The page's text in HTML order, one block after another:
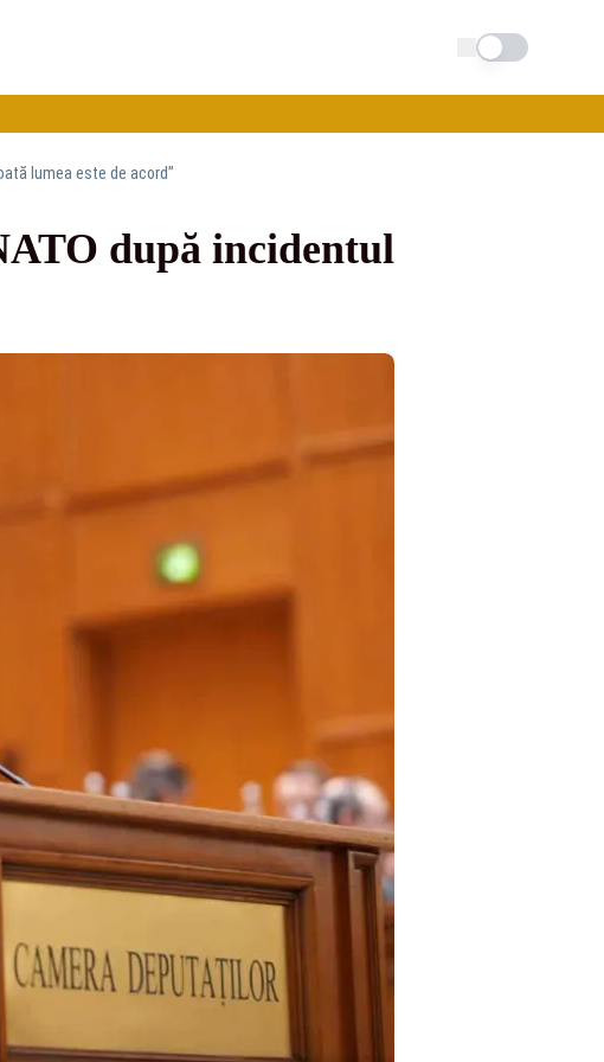
Schimba tema
lumea este de acord”
după incidentul